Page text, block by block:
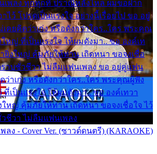
เพลง ทุกทุกที่ ปราณีหลั่งไหล ผมขอฝาก
ไว้ โปรดเป็นแรงใจ อย่างนี้เรื่อยไป ขอ อยู่
เคยคิดว่าเก่ง หรือดังกว่าใคร..ใคร พระคุณ
ใหญ่ ที่เป็นแรงใจ ให้ผมดังมา.. ขอ องค์เท
ยิ่งใหญ่ คุ้มภัยให้ท่าน เถิดหนา ขอจงเชื่อ
ราบชั่วชีวา ไม่ลืมแฟนเพลง ขอ อยู่คู่แฟน
ว่าเก่ง หรือดังกว่าใคร..ใคร พระคุณผู้ฟัง
เป็นแรงใจ ให้ผมดังมา.. ขอ องค์เทวา
หญ่ คุ้มภัยให้ท่าน เถิดหนา ขอจงเชื่อใจ ไว้
วชีวา ไม่ลืมแฟนเพลง
ง - Cover Ver. (ซาวด์ดนตรี) (KARAOKE)